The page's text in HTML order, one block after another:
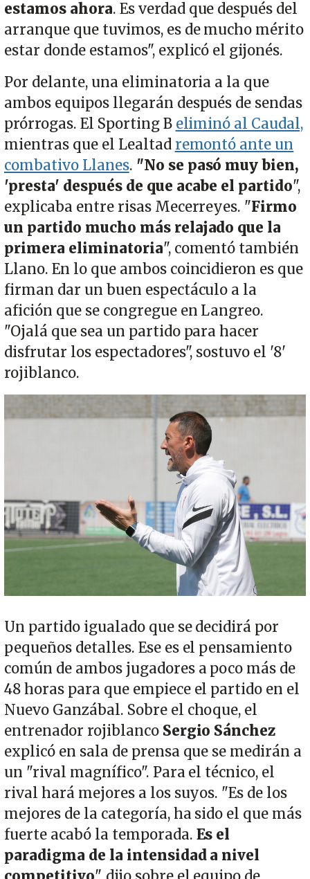
estamos ahora. Es verdad que después del
arranque que tuvimos, es de mucho mérito
estar donde estamos", explicó el gijonés.
Por delante, una eliminatoria a la que
ambos equipos llegarán después de sendas
prórrogas. El Sporting B eliminó al Caudal,
mientras que el Lealtad remontó ante un
combativo Llanes. "No se pasó muy bien,
'presta' después de que acabe el partido",
explicaba entre risas Mecerreyes. "Firmo
un partido mucho más relajado que la
primera eliminatoria", comentó también
Llano. En lo que ambos coincidieron es que
firman dar un buen espectáculo a la
afición que se congregue en Langreo.
"Ojalá que sea un partido para hacer
disfrutar los espectadores", sostuvo el '8'
rojiblanco.
Imagen
Un partido igualado que se decidirá por
pequeños detalles. Ese es el pensamiento
común de ambos jugadores a poco más de
48 horas para que empiece el partido en el
Nuevo Ganzábal. Sobre el choque, el
entrenador rojiblanco Sergio Sánchez
explicó en sala de prensa que se medirán a
un "rival magnífico". Para el técnico, el
rival hará mejores a los suyos. "Es de los
mejores de la categoría, ha sido el que más
fuerte acabó la temporada. Es el
paradigma de la intensidad a nivel